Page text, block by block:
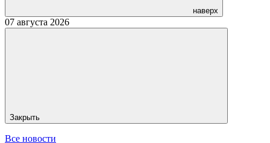
наверх
07 августа 2026
Закрыть
Все новости